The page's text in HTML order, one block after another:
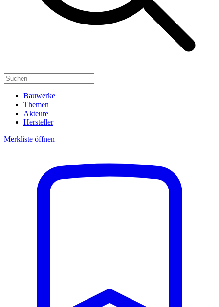
Bauwerke
Themen
Akteure
Hersteller
Merkliste öffnen